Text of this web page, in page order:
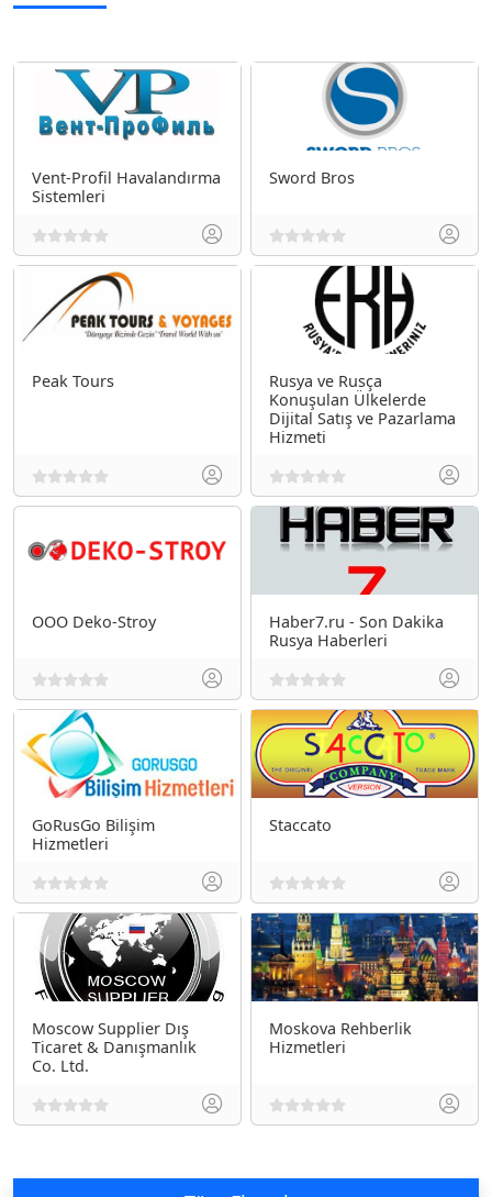
Vent-Profil Havalandırma
Sistemleri
Sword Bros
Peak Tours
Rusya ve Rusça
Konuşulan Ülkelerde
Dijital Satış ve Pazarlama
Hizmeti
OOO Deko-Stroy
Haber7.ru - Son Dakika
Rusya Haberleri
GoRusGo Bilişim
Hizmetleri
Staccato
Moscow Supplier Dış
Ticaret & Danışmanlık
Co. Ltd.
Moskova Rehberlik
Hizmetleri